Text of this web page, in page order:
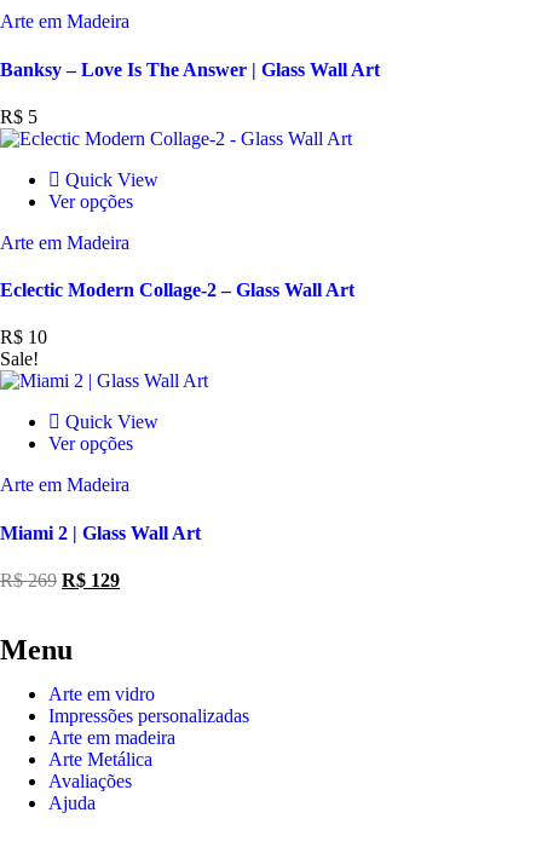
Arte em Madeira
Banksy – Love Is The Answer | Glass Wall Art
R$ 5
Quick View
Ver opções
Arte em Madeira
Eclectic Modern Collage-2 – Glass Wall Art
R$ 10
Sale!
Quick View
Ver opções
Arte em Madeira
Miami 2 | Glass Wall Art
R$269 R$ 129
Menu
Arte em vidro
Impressões personalizadas
Arte em madeira
Arte Metálica
Avaliações
Ajuda